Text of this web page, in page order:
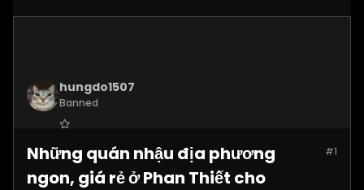
hungdo1507
Banned
Posts:3873 #1
Những quán nhậu địa phương
ngon, giá rẻ ở Phan Thiết cho